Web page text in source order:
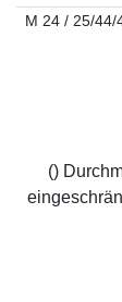
M 24 / 25/44/
()